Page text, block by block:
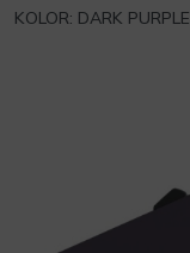
KOLOR: DARK PURPLE